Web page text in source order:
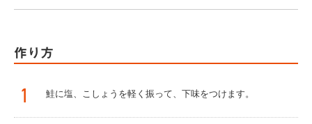
作り方
1 鮭に塩、こしょうを軽く振って、下味をつけます。